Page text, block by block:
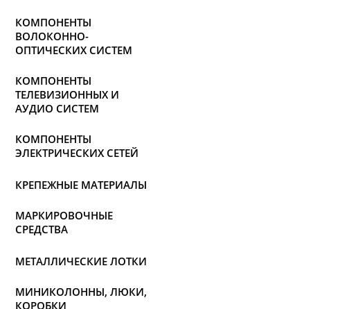
КОМПОНЕНТЫ
ВОЛОКОННО-
ОПТИЧЕСКИХ СИСТЕМ
КОМПОНЕНТЫ
ТЕЛЕВИЗИОННЫХ И
АУДИО СИСТЕМ
КОМПОНЕНТЫ
ЭЛЕКТРИЧЕСКИХ СЕТЕЙ
КРЕПЕЖНЫЕ МАТЕРИАЛЫ
МАРКИРОВОЧНЫЕ
СРЕДСТВА
МЕТАЛЛИЧЕСКИЕ ЛОТКИ
МИНИКОЛОННЫ, ЛЮКИ,
КОРОБКИ